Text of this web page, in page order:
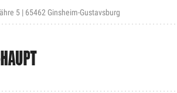
5 | 65462 Ginsheim-Gustavsburg